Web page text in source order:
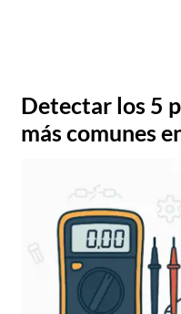
Detectar los 5
más comunes